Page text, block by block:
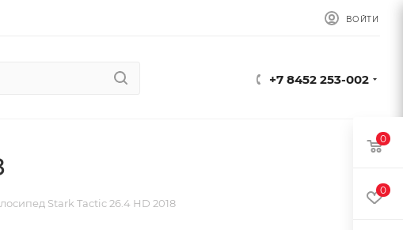
ВОЙТИ
+7 8452 253-002
Stark Tactic 26.4 HD 2018
0
0